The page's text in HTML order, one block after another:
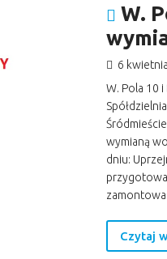
W.
6
W. Pola 10
wymianą
dniu:
Czytaj